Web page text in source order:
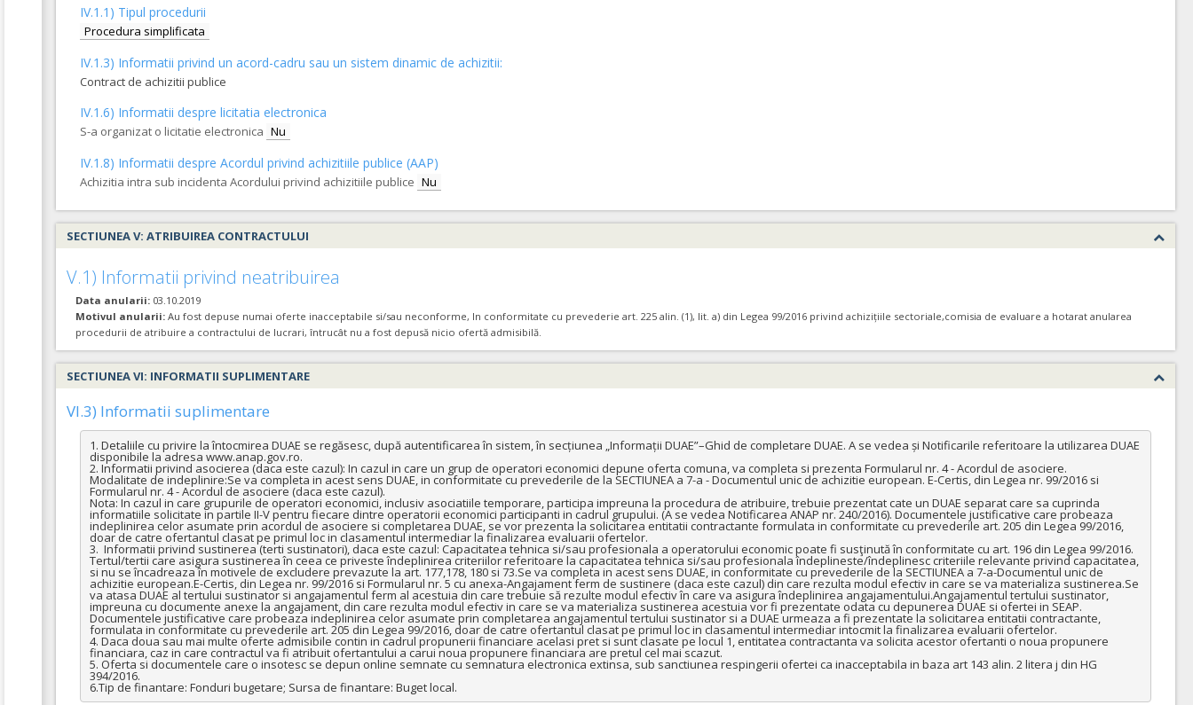
IV.1.1) Tipul procedurii
Procedura simplificata
IV.1.3) Informatii privind un acord-cadru sau un sistem dinamic de achizitii:
Contract de achizitii publice
IV.1.6) Informatii despre licitatia electronica
S-a organizat o licitatie electronica Nu
IV.1.8) Informatii despre Acordul privind achizitiile publice (AAP)
Achizitia intra sub incidenta Acordului privind achizitiile publice Nu
SECTIUNEA V: ATRIBUIREA CONTRACTULUI
V.1) Informatii privind neatribuirea
Data anularii: 03.10.2019
Motivul anularii: Au fost depuse numai oferte inacceptabile si/sau neconforme, In conformitate cu prevederie art. 225 alin. (1), lit. a) din Legea 99/2016 privind achizițiile sectoriale,comisia de evaluare a hotarat anularea
procedurii de atribuire a contractului de lucrari, întrucât nu a fost depusă nicio ofertă admisibilă.
SECTIUNEA VI: INFORMATII SUPLIMENTARE
VI.3) Informatii suplimentare
1. Detaliile cu privire la întocmirea DUAE se regăsesc, după autentificarea în sistem, în secțiunea „Informații DUAE”–Ghid de completare DUAE. A se vedea și Notificarile referitoare la utilizarea DUAE
disponibile la adresa www.anap.gov.ro.
2. Informatii privind asocierea (daca este cazul): In cazul in care un grup de operatori economici depune oferta comuna, va completa si prezenta Formularul nr. 4 - Acordul de asociere.
Modalitate de indeplinire:Se va completa in acest sens DUAE, in conformitate cu prevederile de la SECTIUNEA a 7-a - Documentul unic de achizitie european. E-Certis, din Legea nr. 99/2016 si
Formularul nr. 4 - Acordul de asociere (daca este cazul).
Nota: In cazul in care grupurile de operatori economici, inclusiv asociatiile temporare, participa impreuna la procedura de atribuire, trebuie prezentat cate un DUAE separat care sa cuprinda
informatiile solicitate in partile II-V pentru fiecare dintre operatorii economici participanti in cadrul grupului. (A se vedea Notificarea ANAP nr. 240/2016). Documentele justificative care probeaza
indeplinirea celor asumate prin acordul de asociere si completarea DUAE, se vor prezenta la solicitarea entitatii contractante formulata in conformitate cu prevederile art. 205 din Legea 99/2016,
doar de catre ofertantul clasat pe primul loc in clasamentul intermediar la finalizarea evaluarii ofertelor.
3.  Informatii privind sustinerea (terti sustinatori), daca este cazul: Capacitatea tehnica si/sau profesionala a operatorului economic poate fi susţinută în conformitate cu art. 196 din Legea 99/2016.
Tertul/tertii care asigura sustinerea în ceea ce priveste îndeplinirea criteriilor referitoare la capacitatea tehnica si/sau profesionala îndeplineste/îndeplinesc criteriile relevante privind capacitatea,
si nu se încadreaza în motivele de excludere prevazute la art. 177,178, 180 si 73.Se va completa in acest sens DUAE, in conformitate cu prevederile de la SECTIUNEA a 7-a-Documentul unic de
achizitie european.E-Certis, din Legea nr. 99/2016 si Formularul nr. 5 cu anexa-Angajament ferm de sustinere (daca este cazul) din care rezulta modul efectiv in care se va materializa sustinerea.Se
va atasa DUAE al tertului sustinator si angajamentul ferm al acestuia din care trebuie să rezulte modul efectiv în care va asigura îndeplinirea angajamentului.Angajamentul tertului sustinator,
impreuna cu documente anexe la angajament, din care rezulta modul efectiv in care se va materializa sustinerea acestuia vor fi prezentate odata cu depunerea DUAE si ofertei in SEAP.
Documentele justificative care probeaza indeplinirea celor asumate prin completarea angajamentul tertului sustinator si a DUAE urmeaza a fi prezentate la solicitarea entitatii contractante,
formulata in conformitate cu prevederile art. 205 din Legea 99/2016, doar de catre ofertantul clasat pe primul loc in clasamentul intermediar intocmit la finalizarea evaluarii ofertelor.
4. Daca doua sau mai multe oferte admisibile contin in cadrul propunerii financiare acelasi pret si sunt clasate pe locul 1, entitatea contractanta va solicita acestor ofertanti o noua propunere
financiara, caz in care contractul va fi atribuit ofertantului a carui noua propunere financiara are pretul cel mai scazut.
5. Oferta si documentele care o insotesc se depun online semnate cu semnatura electronica extinsa, sub sanctiunea respingerii ofertei ca inacceptabila in baza art 143 alin. 2 litera j din HG
394/2016.
6.Tip de finantare: Fonduri bugetare; Sursa de finantare: Buget local.